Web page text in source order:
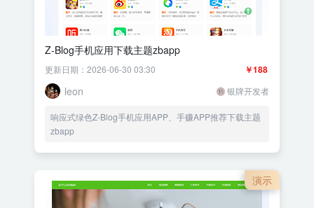
Z-Blog手机应用下载主题zbapp
￥188
更新日期：2026-06-30 03:30
leon 银牌开发者
响应式绿色Z-Blog手机应用APP、手赚APP推荐下载主题
zbapp
演示